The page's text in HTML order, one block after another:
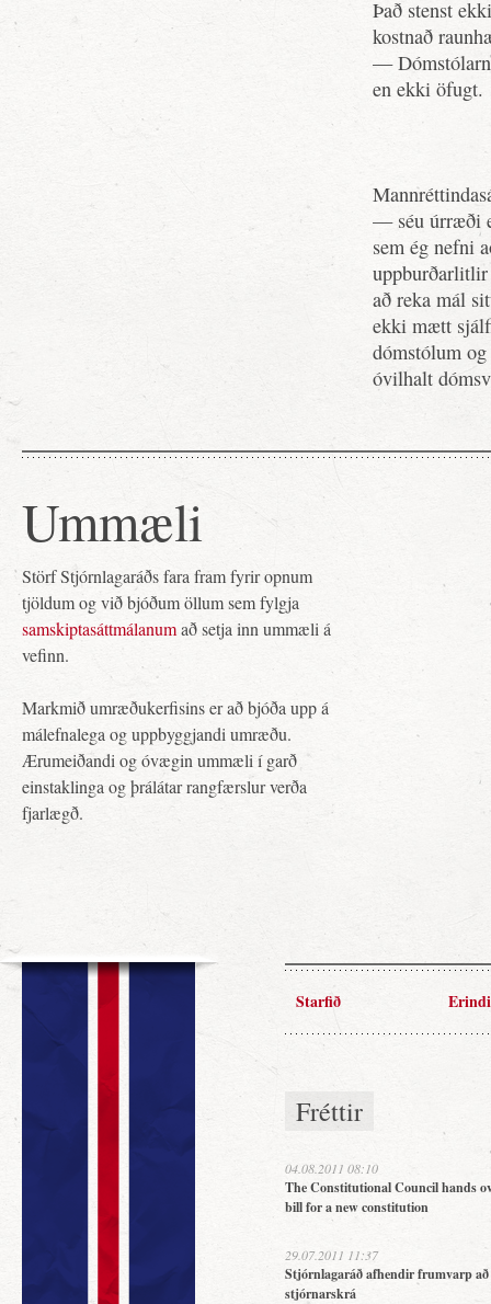
Það stenst
kostnað
—
en ekki öfugt.
— séu úrræði
sem ég nefni
að reka mál
ekki mætt
dómstólum
óvilhalt
Ummæli
Störf Stjórnlagaráðs fara fram fyrir opnum
tjöldum og við bjóðum öllum sem fylgja
samskiptasáttmálanumað setja inn ummæli á
vefinn.
Markmið umræðukerfisins er að bjóða upp á
málefnalega og uppbyggjandi umræðu.
Ærumeiðandi og óvægin ummæli í garð
einstaklinga og þrálátar rangfærslur verða
fjarlægð.
Starfið Erindi
Fréttir
04.08.2011 08:10
The Constitutional Council hands
bill for a new constitution
29.07.2011 11:37
Stjórnlagaráð afhendir frumvarp
stjórnarskrá